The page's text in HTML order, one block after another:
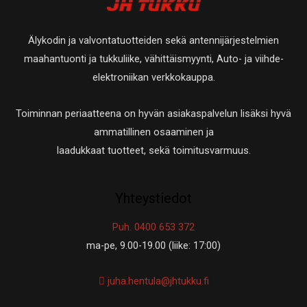
Älykodin ja valvontatuotteiden sekä antennijärjestelmien
maahantuonti ja tukkuliike, vähittäismyynti, Auto- ja viihde-
elektroniikan verkkokauppa.
Toiminnan periaatteena on hyvän asiakaspalvelun lisäksi hyvä
ammatillinen osaaminen ja
laadukkaat tuotteet, sekä toimitusvarmuus.
Puh. 0400 653 372
ma-pe, 9.00-19.00 (liike: 17:00)
juha.hentula@jhtukku.fi